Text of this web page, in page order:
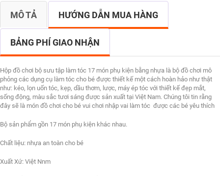
MÔ TẢ HƯỚNG DẪN MUA HÀNG
BẢNG PHÍ GIAO NHẬN
Hộp đồ chơi bộ sưu tập làm tóc 17 món phụ kiện bằng nhựa là bộ đồ chơi mô
phỏng các dụng cụ làm tóc cho bé được thiết kế một cách hoàn hảo như thật
như: kéo, lọn uốn tóc, kẹp, dầu thơm, lược, máy ép tóc với thiết kế đẹp mắt,
sống động, màu sắc tươi sáng được sản xuất tại Việt Nam. Chúng tôi tin rằng
đây sẽ là món đồ chơi cho bé vui chơi nhập vai làm tóc được các bé yêu thích
Bộ sản phẩm gồn 17 món phụ kiện khác nhau.
Chất liệu: nhựa an toàn cho bé
Xuất Xứ: Việt Nnm